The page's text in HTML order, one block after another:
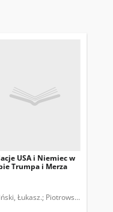
USA i Niemiec w
Trumpa i Merza
Łukasz. Piotrowski,